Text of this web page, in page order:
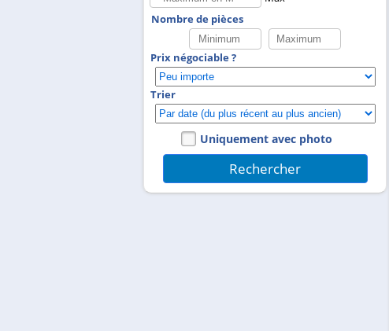
Nombre de pièces
Prix négociable ?
Trier
Uniquement avec photo